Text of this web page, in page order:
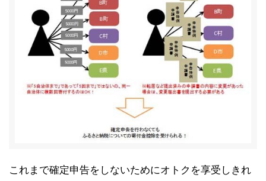
これまで確定申告をしないためにオトクを享受しきれ